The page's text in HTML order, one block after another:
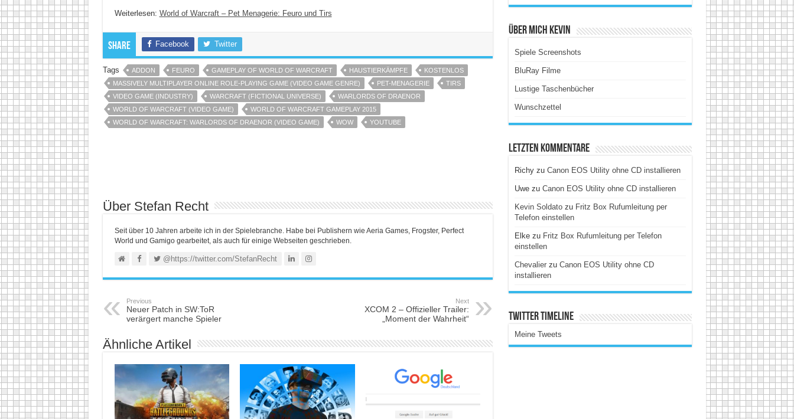
Weiterlesen: World of Warcraft – Pet Menagerie: Feuro und Tirs
Share Facebook Twitter
Tags ADDON FEURO GAMEPLAY OF WORLD OF WARCRAFT HAUSTIERKÄMPFE
KOSTENLOS
MASSIVELY MULTIPLAYER ONLINE ROLE-PLAYING GAME (VIDEO GAME GENRE)
PET-MENAGERIE
TIRS
VIDEO GAME (INDUSTRY)
WARCRAFT (FICTIONAL UNIVERSE)
WARLORDS OF DRAENOR
WORLD OF WARCRAFT (VIDEO GAME)
WORLD OF WARCRAFT GAMEPLAY 2015
WORLD OF WARCRAFT: WARLORDS OF DRAENOR (VIDEO GAME)
WOW YOUTUBE
Über Stefan Recht
Seit über 10 Jahren arbeite ich in der Spielebranche. Habe bei Publishern wie Aeria Games, Frogster, Perfect
World und Gamigo gearbeitet, als auch für einige Webseiten geschrieben.
@https://twitter.com/StefanRecht
Previous
Neuer Patch in SW:ToR
verärgert manche Spieler
Next
XCOM 2 – Offizieller Trailer:
„Moment der Wahrheit“
Ähnliche Artikel
Über Mich Kevin
Spiele Screenshots
BluRay Filme
Lustige Taschenbücher
Wunschzettel
Letzten Kommentare
Richyzu Canon EOS Utility ohne CD installieren
Uwezu Canon EOS Utility ohne CD installieren
Kevin Soldatozu Fritz Box Rufumleitung per
Telefon einstellen
Elkezu Fritz Box Rufumleitung per Telefon
einstellen
Chevalierzu Canon EOS Utility ohne CD
installieren
Twitter Timeline
Meine Tweets